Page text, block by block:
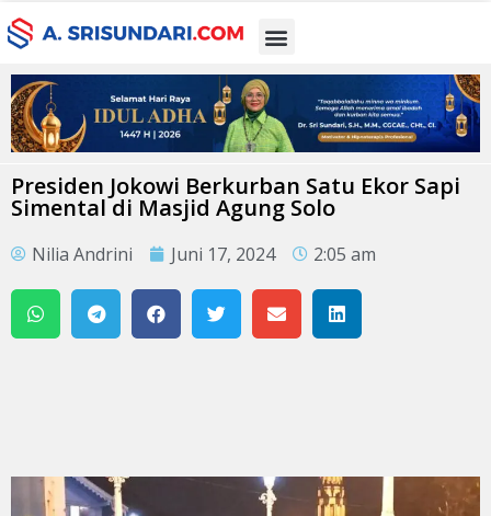
Presiden Jokowi Berkurban Satu Ekor Sapi
Simental di Masjid Agung Solo
Nilia Andrini Juni 17, 2024 2:05 am